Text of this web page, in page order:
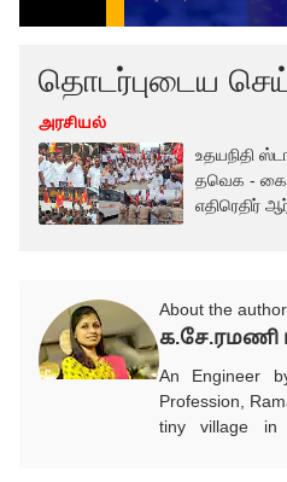
தொடர்புடைய
அரசியல்
உதயநிதி
தவெக -
எதிரெதிர்
About the author
க.சே.ரமணி
An Engineer
Profession,
tiny village in